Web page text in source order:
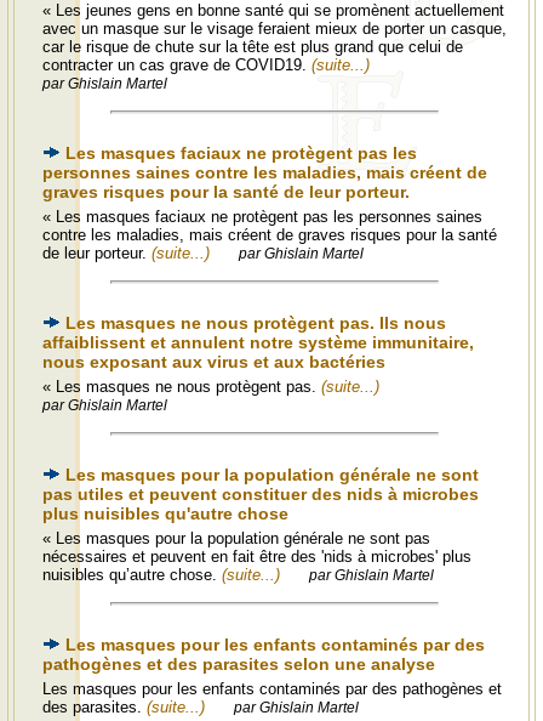
« Les jeunes gens en bonne santé qui se promènent actuellement
avec un masque sur le visage feraient mieux de porter un casque,
car le risque de chute sur la tête est plus grand que celui de
contracter un cas grave de COVID19. (suite...)
par Ghislain Martel
Les masques faciaux ne protègent pas les
personnes saines contre les maladies, mais créent de
graves risques pour la santé de leur porteur.
« Les masques faciaux ne protègent pas les personnes saines
contre les maladies, mais créent de graves risques pour la santé
de leur porteur. (suite...) par Ghislain Martel
Les masques ne nous protègent pas. Ils nous
affaiblissent et annulent notre système immunitaire,
nous exposant aux virus et aux bactéries
« Les masques ne nous protègent pas. (suite...)
par Ghislain Martel
Les masques pour la population générale ne sont
pas utiles et peuvent constituer des nids à microbes
plus nuisibles qu'autre chose
« Les masques pour la population générale ne sont pas
nécessaires et peuvent en fait être des 'nids à microbes' plus
nuisibles qu’autre chose. (suite...) par Ghislain Martel
Les masques pour les enfants contaminés par des
pathogènes et des parasites selon une analyse
Les masques pour les enfants contaminés par des pathogènes et
des parasites. (suite...) par Ghislain Martel